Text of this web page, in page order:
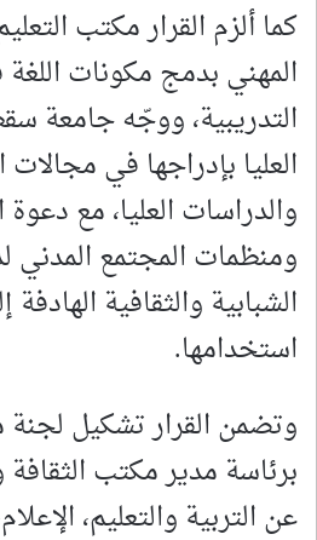
كما ألزم القرار مكتب
المهني بدمج مكونات
التدريبية، ووجّه جامعة
العليا بإدراجها في
والدراسات العليا، مع دعوة
ومنظمات المجتمع المدني
الشبابية والثقافية الهادفة
استخدامها.
وتضمن القرار تشكيل لجنة
برئاسة مدير مكتب
عن التربية والتعليم،